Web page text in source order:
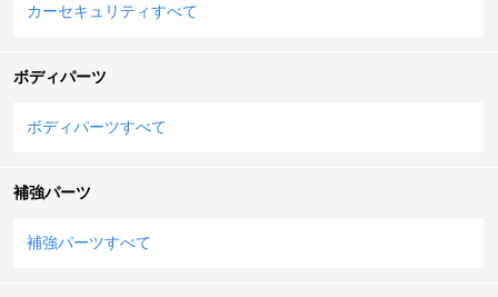
カーセキュリティすべて
ボディパーツ
ボディパーツすべて
補強パーツ
補強パーツすべて